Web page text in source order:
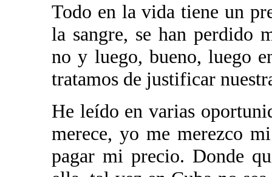
Todo en la vida tiene un
la sangre, se han perdido
no y luego, bueno, luego
tratamos de justificar
He leído en varias
merece, yo me merezco
pagar mi precio. Donde